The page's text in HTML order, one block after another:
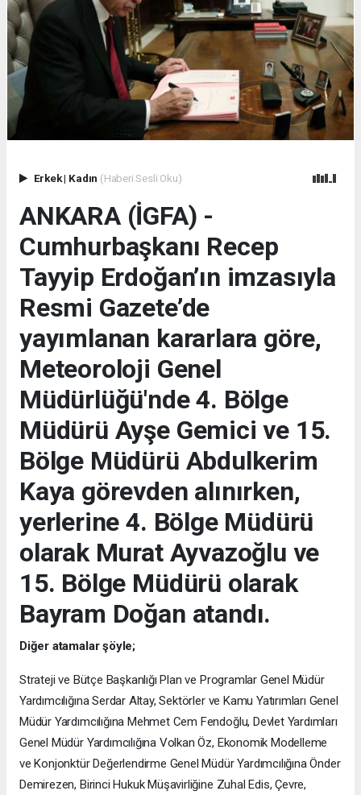
Erkek| Kadın (Haberi Sesli Oku)
ANKARA (İGFA) -
Cumhurbaşkanı Recep
Tayyip Erdoğan’ın imzasıyla
Resmi Gazete’de
yayımlanan kararlara göre,
Meteoroloji Genel
Müdürlüğü'nde 4. Bölge
Müdürü Ayşe Gemici ve 15.
Bölge Müdürü Abdulkerim
Kaya görevden alınırken,
yerlerine 4. Bölge Müdürü
olarak Murat Ayvazoğlu ve
15. Bölge Müdürü olarak
Bayram Doğan atandı.
Diğer atamalar şöyle;
Strateji ve Bütçe Başkanlığı Plan ve Programlar Genel Müdür
Yardımcılığına Serdar Altay, Sektörler ve Kamu Yatırımları Genel
Müdür Yardımcılığına Mehmet Cem Fendoğlu, Devlet Yardımları
Genel Müdür Yardımcılığına Volkan Öz, Ekonomik Modelleme
ve Konjonktür Değerlendirme Genel Müdür Yardımcılığına Önder
Demirezen, Birinci Hukuk Müşavirliğine Zuhal Edis, Çevre,